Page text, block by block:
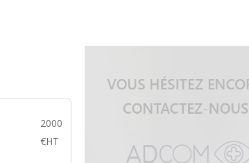
2000
€HT